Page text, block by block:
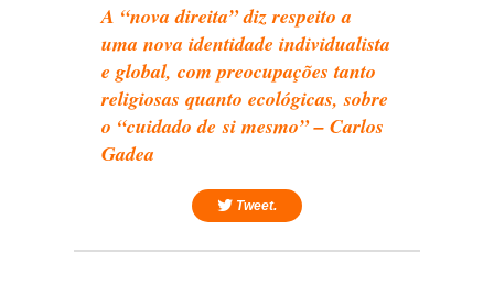
A “nova direita” diz respeito a
uma nova identidade individualista
e global, com preocupações tanto
religiosas quanto ecológicas, sobre
o “cuidado de si mesmo” – Carlos
Gadea
Tweet.